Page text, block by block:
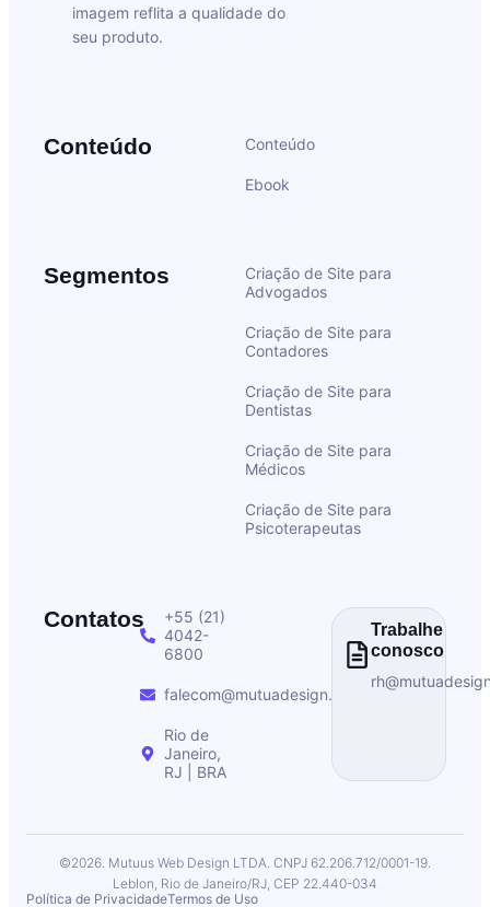
imagem reflita a qualidade do
seu produto.
Conteúdo Conteúdo
Ebook
Segmentos
Criação de Site para
Advogados
Criação de Site para
Contadores
Criação de Site para
Dentistas
Criação de Site para
Médicos
Criação de Site para
Psicoterapeutas
Contatos
+55 (21)
4042-
6800
falecom@mutuadesign.com
Rio de
Janeiro,
RJ | BRA
Trabalhe
conosco
©2026. Mutuus Web Design LTDA. CNPJ 62.206.712/0001-19.
Leblon, Rio de Janeiro/RJ, CEP 22.440-034
Política de PrivacidadeTermos de Uso